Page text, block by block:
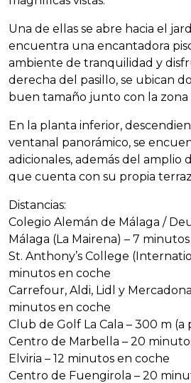
Una de ellas se abre hacia el
encuentra una encantadora
ambiente de tranquilidad y
derecha del pasillo, se ubican
buen tamaño junto con la zona
En la planta inferior,
ventanal panorámico, se
adicionales, además del amplio
que cuenta con su propia
Distancias:
Colegio Alemán de Málaga /
Málaga (La Mairena) – 7
St. Anthony’s College
minutos en coche
Carrefour, Aldi, Lidl y Mercadona
minutos en coche
Club de Golf La Cala – 300 m (a
Centro de Marbella – 20
Elviria – 12 minutos en coche
Centro de Fuengirola – 20